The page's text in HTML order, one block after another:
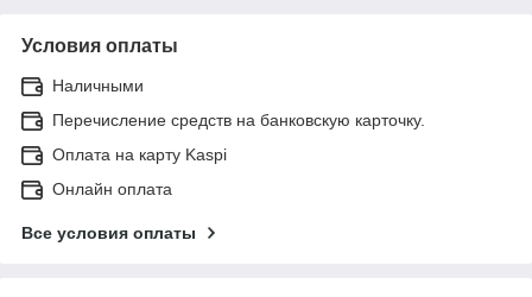
Условия оплаты
Наличными
Перечисление средств на банковскую карточку.
Оплата на карту Kaspi
Онлайн оплата
Все условия оплаты